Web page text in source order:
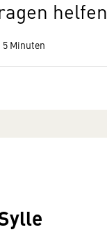
5 Minuten